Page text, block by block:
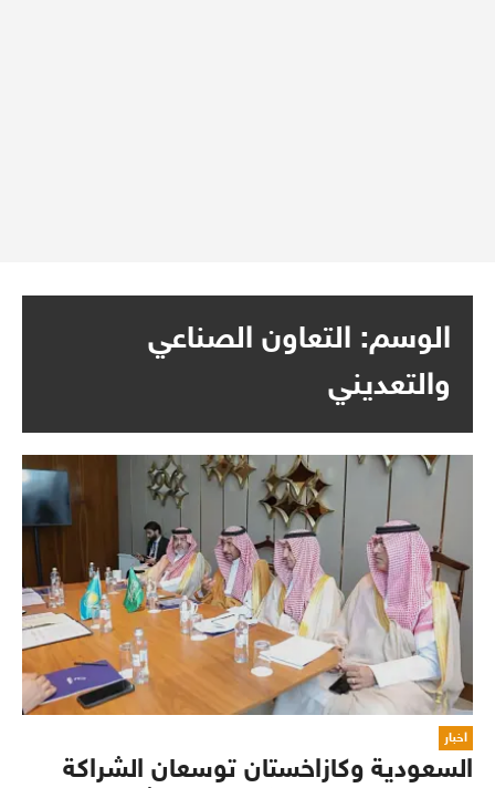
الوسم: التعاون الصناعي
والتعديني
اخبار
السعودية وكازاخستان توسعان الشراكة